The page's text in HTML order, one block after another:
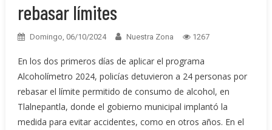
rebasar límites
Domingo, 06/10/2024 Nuestra Zona 1267
En los dos primeros días de aplicar el programa
Alcoholímetro 2024, policías detuvieron a 24 personas por
rebasar el límite permitido de consumo de alcohol, en
Tlalnepantla, donde el gobierno municipal implantó la
medida para evitar accidentes, como en otros años. En el